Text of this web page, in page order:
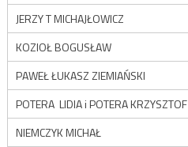
JERZY T MICHAJŁOWICZ
KOZIOŁ BOGUSŁAW
PAWEŁ ŁUKASZ ZIEMIAŃSKI
POTERA LIDIA i POTERA KRZYSZTOF
NIEMCZYK MICHAŁ